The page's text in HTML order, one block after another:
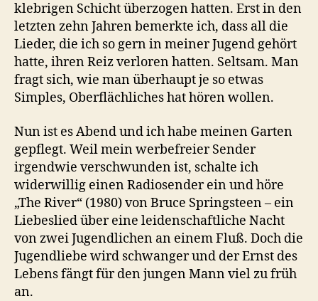
klebrigen Schicht überzogen hatten. Erst in den
letzten zehn Jahren bemerkte ich, dass all die
Lieder, die ich so gern in meiner Jugend gehört
hatte, ihren Reiz verloren hatten. Seltsam. Man
fragt sich, wie man überhaupt je so etwas
Simples, Oberflächliches hat hören wollen.
Nun ist es Abend und ich habe meinen Garten
gepflegt. Weil mein werbefreier Sender
irgendwie verschwunden ist, schalte ich
widerwillig einen Radiosender ein und höre
„The River“ (1980) von Bruce Springsteen – ein
Liebeslied über eine leidenschaftliche Nacht
von zwei Jugendlichen an einem Fluß. Doch die
Jugendliebe wird schwanger und der Ernst des
Lebens fängt für den jungen Mann viel zu früh
an.